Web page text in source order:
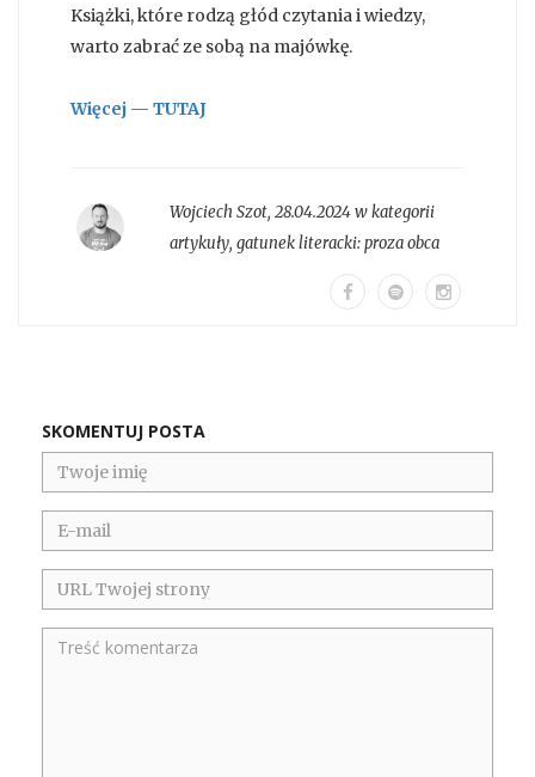
Książki, które rodzą głód czytania i wiedzy,
warto zabrać ze sobą na majówkę.
Więcej — TUTAJ
Wojciech Szot, 28.04.2024 w kategorii
artykuły, gatunek literacki:proza obca
SKOMENTUJ POSTA